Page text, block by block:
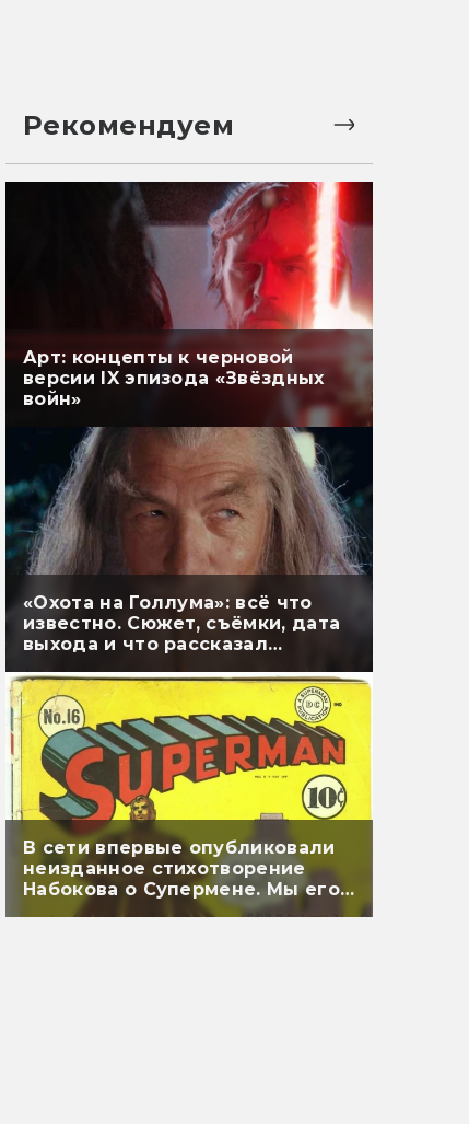
Рекомендуем
Арт: концепты к черновой
версии IX эпизода «Звёздных
войн»
«Охота на Голлума»: всё что
известно. Сюжет, съёмки, дата
выхода и что рассказал
В сети впервые опубликовали
неизданное стихотворение
Набокова о Супермене. Мы его
перевели